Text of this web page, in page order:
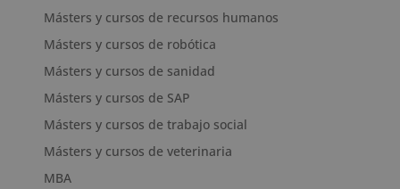
Másters y cursos de recursos humanos
Másters y cursos de robótica
Másters y cursos de sanidad
Másters y cursos de SAP
Másters y cursos de trabajo social
Másters y cursos de veterinaria
MBA